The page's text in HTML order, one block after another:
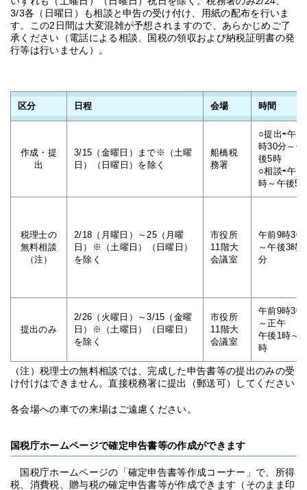
3/3各（日曜日）も相談と申告の受け付け、用紙の配布を行いま
す。この2日間は大変混雑が予想されますので、あらかじめご了
承ください（電話による相談、国税の領収および納税証明書の発
行等は行いません）。
区分 日程 会場 時間
作成・提
出
3/15（金曜日）まで※（土曜
日）（日曜日）を除く
船橋税
務署
○提出⇨午
時30分～午
後5時
○相談⇨午
時～午後5
税理士の
無料相談
（注）
2/18（月曜日）～25（月曜
日）※（土曜日）（日曜日）
を除く
市役所
11階大
会議室
午前9時30
～午後3時
分
提出のみ
2/26（火曜日）～3/15（金曜
日）※（土曜日）（日曜日）
を除く
市役所
11階大
会議室
午前9時30
～正午
午後1時～4
時
（注）税理士の無料相談では、完成した申告書等の提出のみの受
け付けはできません。直接税務署に提出（郵送可）してください
各会場への車での来場はご遠慮ください。
国税庁ホームページで確定申告書等の作成ができます
国税庁ホームページの「確定申告書等作成コーナー」で、所得
税、消費税、贈与税の確定申告書等が作成できます（そのまま印